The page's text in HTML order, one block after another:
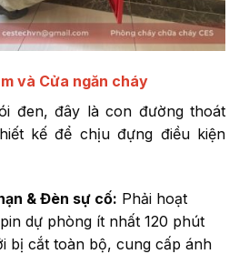
và Cửa ngăn cháy
đen, đây là con đường thoát
kế để chịu đựng điều kiện
& Đèn sự cố: Phải hoạt
dự phòng ít nhất 120 phút
bị cắt toàn bộ, cung cấp ánh